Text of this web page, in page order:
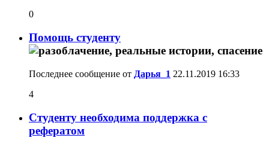
0
Помощь студенту
Последнее сообщение от Дарья_1 22.11.2019 16:33
4
Студенту необходима поддержка с
рефератом